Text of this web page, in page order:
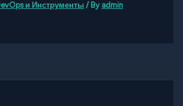
и Инструменты / By admin